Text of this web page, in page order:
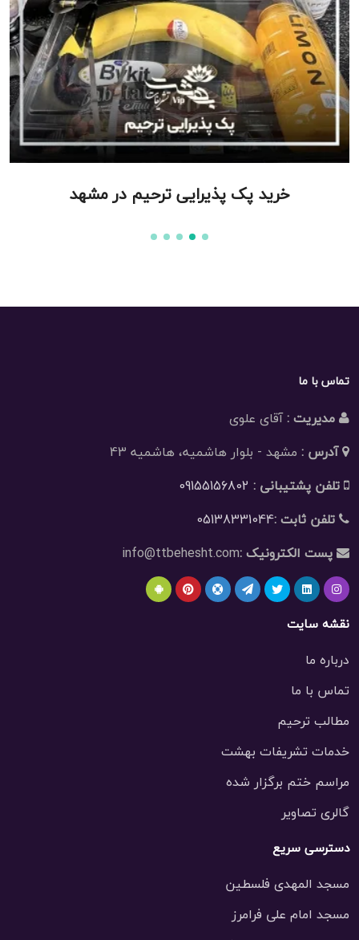
خرید پک پذیرایی ترحیم در مشهد
تماس با ما
مدیریت :آقای علوی
آدرس : مشهد - بلوار هاشمیه، هاشمیه 43
تلفن پشتیبانی : 09155156802
تلفن ثابت :05138331044
پست الکترونیک :info@ttbehesht.com
نقشه سایت
درباره ما
تماس با ما
مطالب ترحیم
خدمات تشریفات بهشت
مراسم ختم برگزار شده
گالری تصاویر
دسترسی سریع
مسجد المهدی فلسطین
مسجد امام علی فرامرز